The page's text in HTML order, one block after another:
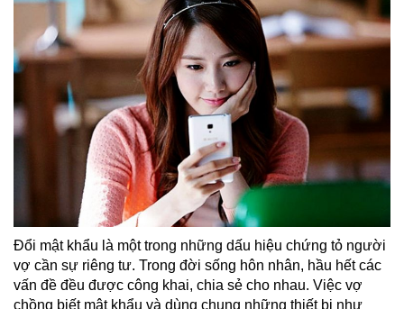
Đổi mật khẩu là một trong những dấu hiệu chứng tỏ người
vợ cần sự riêng tư. Trong đời sống hôn nhân, hầu hết các
vấn đề đều được công khai, chia sẻ cho nhau. Việc vợ
chồng biết mật khẩu và dùng chung những thiết bị như